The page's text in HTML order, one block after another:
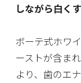
しながら白く
ボーテ式ホワ
ーストが含ま
より、歯のエ